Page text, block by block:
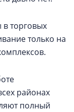
в торговых
только на
районах
полный